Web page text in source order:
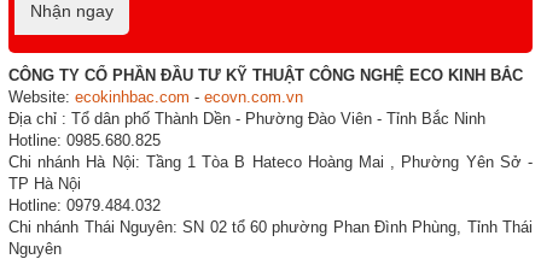
Nhận ngay
CÔNG TY CỔ PHẦN ĐẦU TƯ KỸ THUẬT CÔNG NGHỆ ECO KINH BẮC
Website: ecokinhbac.com - ecovn.com.vn
Địa chỉ : Tổ dân phố Thành Dền - Phường Đào Viên - Tỉnh Bắc Ninh
Hotline: 0985.680.825
Chi nhánh Hà Nội: Tầng 1 Tòa B Hateco Hoàng Mai , Phường Yên Sở -
TP Hà Nội
Hotline: 0979.484.032
Chi nhánh Thái Nguyên: SN 02 tổ 60 phường Phan Đình Phùng, Tỉnh Thái
Nguyên